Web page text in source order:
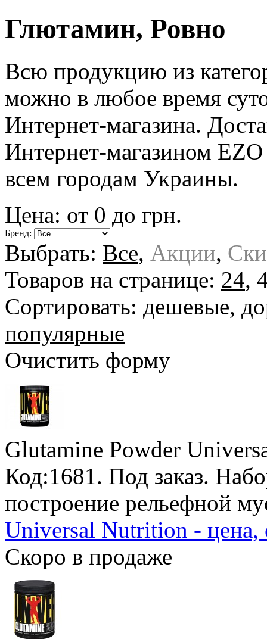
Глютамин, Ровно
Всю продукцию из
можно в любое время
Интернет-магазина.
Интернет-магазином
всем городам Украины.
Цена: от 0 до грн.
Бренд:
Выбрать: Все, Акции,
Товаров на странице: 24,
Сортировать: дешевые,
популярные
Очистить форму
Glutamine Powder
Код:1681. Под заказ.
построение рельефной
Universal Nutrition - цена,
Скоро в продаже